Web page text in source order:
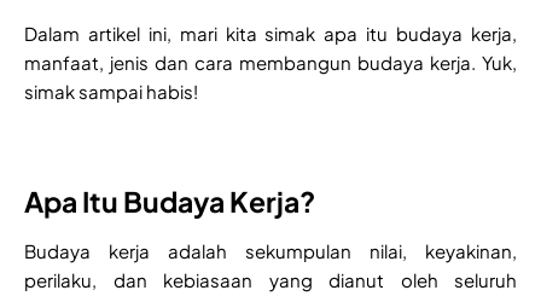
Dalam artikel ini, mari kita simak apa itu budaya kerja,
manfaat, jenis dan cara membangun budaya kerja. Yuk,
simak sampai habis!
Apa Itu Budaya Kerja?
Budaya kerja adalah sekumpulan nilai, keyakinan,
perilaku, dan kebiasaan yang dianut oleh seluruh